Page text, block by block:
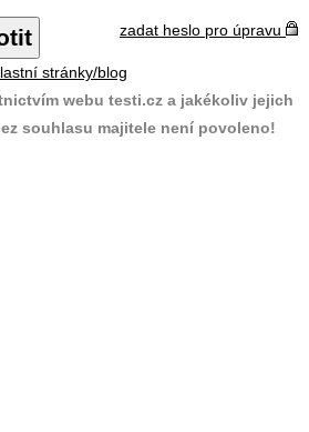
zadat heslo pro úpravu
stránky/blog
webu testi.cz a jakékoliv jejich
souhlasu majitele není povoleno!